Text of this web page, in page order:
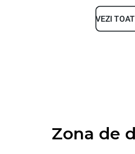
Specificații
VEZI
Zona de